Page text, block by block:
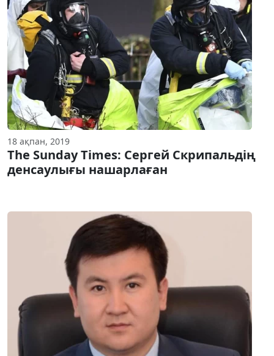
18 ақпан, 2019
The Sunday Times: Сергей Скрипальдің
денсаулығы нашарлаған